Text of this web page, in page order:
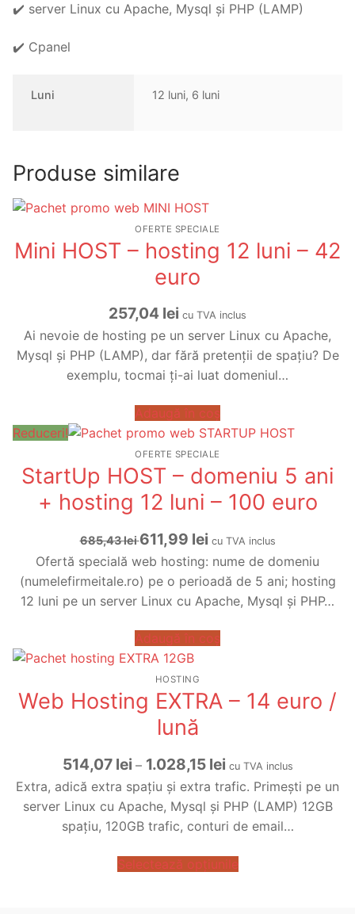
✔️ server Linux cu Apache, Mysql și PHP (LAMP)
✔️ Cpanel
Luni 12 luni, 6 luni
Produse similare
OFERTE SPECIALE
Mini HOST – hosting 12 luni – 42
euro
257,04 lei cu TVA inclus
Ai nevoie de hosting pe un server Linux cu Apache,
Mysql și PHP (LAMP), dar fără pretenții de spațiu? De
exemplu, tocmai ți-ai luat domeniul…
Adaugă în coș
Reduceri!
OFERTE SPECIALE
StartUp HOST – domeniu 5 ani
+ hosting 12 luni – 100 euro
685,43lei Prețul
inițial
a
fost:
611,99 lei Prețul
curent
este:
611,99 lei.
cu TVA inclus
Ofertă specială web hosting: nume de domeniu
(numelefirmeitale.ro) pe o perioadă de 5 ani; hosting
12 luni pe un server Linux cu Apache, Mysql și PHP…
Adaugă în coș
HOSTING
Web Hosting EXTRA – 14 euro /
lună
514,07 lei – 1.028,15 lei Interval
de
prețuri:
514,07 lei
la
cu TVA inclus
Extra, adică extra spațiu și extra trafic. Primești pe un
server Linux cu Apache, Mysql și PHP (LAMP) 12GB
spațiu, 120GB trafic, conturi de email…
Selectează opțiunile